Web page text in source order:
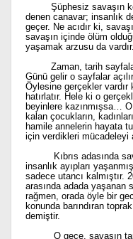
Şüphesiz savaşın
denen canavar; insanlık
geçer. Ne acıdır ki,
savaşın içinde ölüm
yaşamak arzusu da vardır.
Zaman, tarih
Günü gelir o sayfalar
Öylesine gerçekler vardır
hatırlatır. Hele ki o
beyinlere kazınmışsa…
kalan çocukların,
hamile annelerin hayata
için verdikleri mücadeleyi
Kıbrıs adasında
insanlık ayıpları
sadece utancı kalmıştır.
arasında adada yaşanan
rağmen, orada öyle bir
konunda barındıran
demiştir.
O gece, savaşın tam